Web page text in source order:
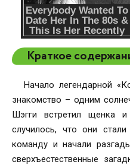
Краткое
Начало легендарной
знакомство – одним
Шэгги встретил щенка
случилось, что они
команду и начали
сверхъестественные